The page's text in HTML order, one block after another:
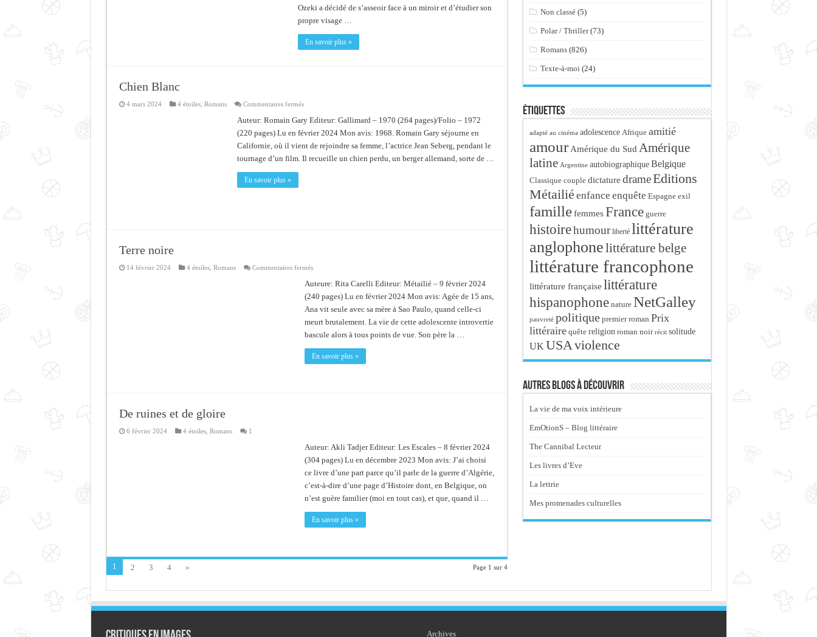
Ozeki a décidé de s’asseoir face à un miroir et d’étudier son
propre visage …
En savoir plus »
Chien Blanc
4 mars 2024 4 étoiles, Romans Commentaires ferméssur
Blanc
Auteur: Romain Gary Editeur: Gallimard – 1970 (264 pages)/Folio – 1972
(220 pages) Lu en février 2024 Mon avis: 1968. Romain Gary séjourne en
Californie, où il vient de rejoindre sa femme, l’actrice Jean Seberg, pendant le
tournage d’un film. Il recueille un chien perdu, un berger allemand, sorte de …
En savoir plus »
Terre noire
14 février 2024 4 étoiles, Romans Commentaires ferméssur
noire
Auteure: Rita Carelli Editeur: Métailié – 9 février 2024
(240 pages) Lu en février 2024 Mon avis: Agée de 15 ans,
Ana vit seule avec sa mère à Sao Paulo, quand celle-ci
meurt brutalement. La vie de cette adolescente introvertie
bascule alors à tous points de vue. Son père la …
En savoir plus »
De ruines et de gloire
6 février 2024 4 étoiles, Romans 1
Auteur: Akli Tadjer Editeur: Les Escales – 8 février 2024
(304 pages) Lu en décembre 2023 Mon avis: J’ai choisi
ce livre d’une part parce qu’il parle de la guerre d’Algérie,
c’est-à-dire d’une page d’Histoire dont, en Belgique, on
n’est guère familier (moi en tout cas), et que, quand il …
En savoir plus »
Page 1 sur 4
1 2 3 4 »
Non classé (5)
Polar / Thriller(73)
Romans (826)
Texte-à-moi (24)
Étiquettes
adapté au cinéma adolescence Afrique amitié
amour Amérique du Sud Amérique
latine Argentine autobiographique Belgique
Classique couple dictature drameEditions
Métailié enfance enquête Espagne exil
famille femmes France guerre
histoirehumour liberté littérature
anglophonelittérature belge
littérature francophone
littérature française littérature
hispanophone nature NetGalley
pauvreté politique premier roman Prix
littéraire quête religion roman noir récit solitude
UK USA violence
Autres blogs à découvrir
La vie de ma voix intérieure
EmOtionS – Blog littéraire
The Cannibal Lecteur
Les livres d’Eve
La lettrie
Mes promenades culturelles
Archives